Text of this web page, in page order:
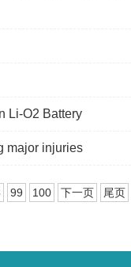
Li-O2 Battery
major injuries
99 100 下一页 尾页